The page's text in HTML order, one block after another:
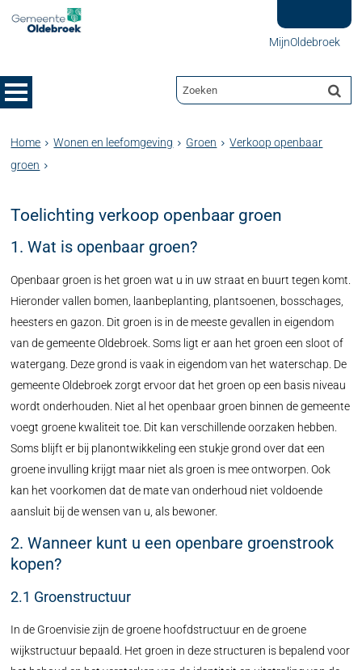
MijnOldebroek
Home Wonen en leefomgeving Groen
Verkoop openbaar
groen
Toelichting verkoop openbaar groen
1. Wat is openbaar groen?
Openbaar groen is het groen wat u in uw straat en buurt tegen komt.
Hieronder vallen bomen, laanbeplanting, plantsoenen, bosschages,
heesters en gazon. Dit groen is in de meeste gevallen in eigendom
van de gemeente Oldebroek. Soms ligt er aan het groen een sloot of
watergang. Deze grond is vaak in eigendom van het waterschap. De
gemeente Oldebroek zorgt ervoor dat het groen op een basis niveau
wordt onderhouden. Niet al het openbaar groen binnen de gemeente
voegt groene kwaliteit toe. Dit kan verschillende oorzaken hebben.
Soms blijft er bij planontwikkeling een stukje grond over dat een
groene invulling krijgt maar niet als groen is mee ontworpen. Ook
kan het voorkomen dat de mate van onderhoud niet voldoende
aansluit bij de wensen van u, als bewoner.
2. Wanneer kunt u een openbare groenstrook
kopen?
2.1 Groenstructuur
In de Groenvisie zijn de groene hoofdstructuur en de groene
wijkstructuur bepaald. Het groen in deze structuren is bepalend voor